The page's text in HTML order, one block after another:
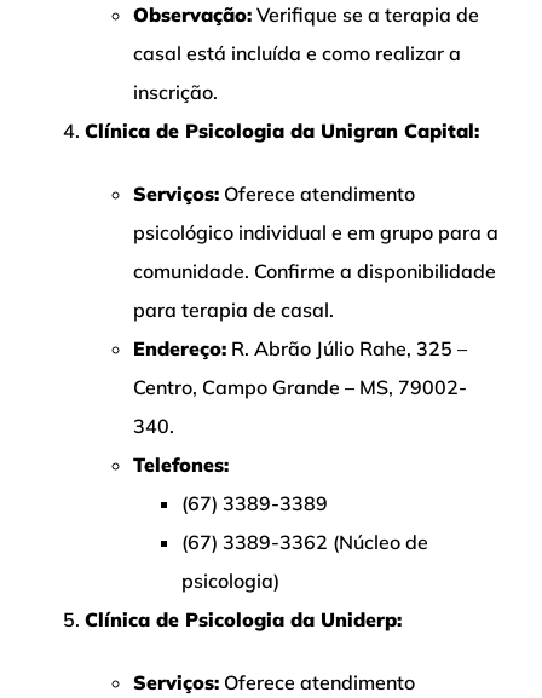
Observação: Verifique se a terapia de
casal está incluída e como realizar a
inscrição.
Clínica de Psicologia da Unigran Capital:
Serviços: Oferece atendimento
psicológico individual e em grupo para a
comunidade. Confirme a disponibilidade
para terapia de casal.
Endereço: R. Abrão Júlio Rahe, 325 –
Centro, Campo Grande – MS, 79002-
340.
Telefones:
(67) 3389-3389
(67) 3389-3362 (Núcleo de
psicologia)
Clínica de Psicologia da Uniderp:
Serviços: Oferece atendimento